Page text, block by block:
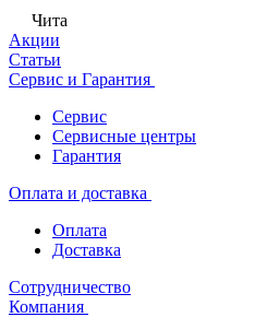
Чита
Акции
Статьи
Сервис и Гарантия
Сервис
Сервисные центры
Гарантия
Оплата и доставка
Оплата
Доставка
Сотрудничество
Компания